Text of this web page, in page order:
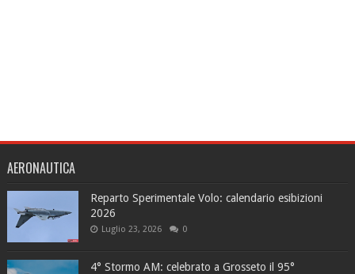
AERONAUTICA
Reparto Sperimentale Volo: calendario esibizioni
2026
Luglio 23, 2026 0
4° Stormo AM: celebrato a Grosseto il 95°